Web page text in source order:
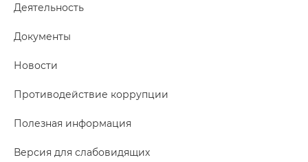
Деятельность
Документы
Новости
Противодействие коррупции
Полезная информация
Версия для слабовидящих